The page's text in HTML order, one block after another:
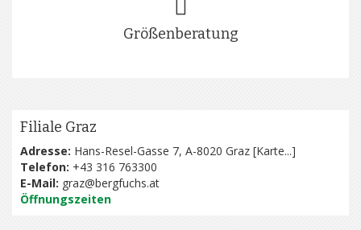
Größenberatung
Filiale Graz
Adresse: Hans-Resel-Gasse 7, A-8020 Graz [Karte...]
Telefon: +43 316 763300
E-Mail: graz@bergfuchs.at
Öffnungszeiten